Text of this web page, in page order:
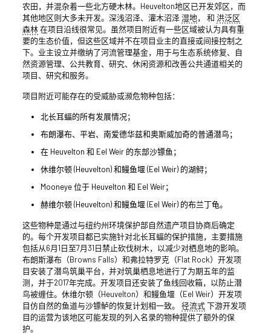
农田，并混杂着一些北方硬木林。Heuvelton地区已开发郊区，而
其他地区则大多未开发。深浅沼泽、灌木沼泽湿地， 和 洪泛区
森林在项目沿线很常见。虽然项目附近有一些区域被认为具有重
要的生态价值，但这些区域并不在项目业主的直接或间接控制之
下。业主设立并缴纳了河流管理基金，用于与生态系统修复、自
然资源管理、公共教育、研究、休闲资源和改善公共通道相关的
项目、研究和服务。
项目附近可能存在的受威胁或濒危物种包括：
北长耳蝠的所有发展情况；
布朗瀑布、平岩、南爱德华兹和奥斯威加奇的普通潜鸟；
在 Heuvelton 和 Eel Weir 的东部沙镖鱼；
休维尔顿 (Heuvelton) 和鳗鱼堰 (Eel Weir) 的湖鲟；
Mooneye 位于 Heuvelton 和 Eel Weir；
赫维尔顿 (Heuvelton) 和鳗鱼堰 (Eel Weir) 的布兰丁龟。
这些物种是通过与纽约州环境保护部自然遗产项目协商后确定
的。每个开发项目都已实施针对北长耳蝠的保护措施，主要措施
包括从6月1日至7月31日禁止砍伐树木，以减少对栖息地的影响。
布朗斯瀑布（Browns Falls）和弗拉特罗克（Flat Rock）开发项
目安装了潜鸟筑巢平台，并对筑巢栖息地进行了为期五年的监
测，并于2017年完成。开发项目还安装了鱼线回收箱，以防止潜
鸟被缠住。休维尔顿（Heuvelton）和鳗鱼堰（Eel Weir）开发项
目仿自然的鱼道与沙镖鲈的恢复计划相一致。 径流式下游开发项
目的运营为该地区可能发现的列入名录的物种提供了额外的保
护。